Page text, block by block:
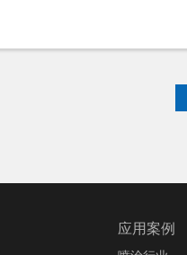
应用案例